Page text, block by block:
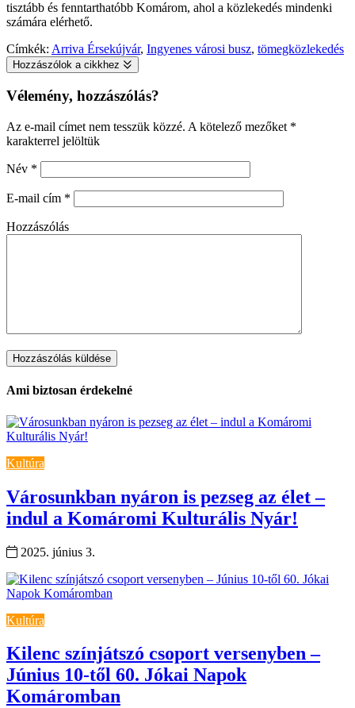
tisztább és fenntarthatóbb Komárom, ahol a közlekedés mindenki
számára elérhető.
Címkék: Arriva Érsekújvár, Ingyenes városi busz, tömegközlekedés
Hozzászólok a cikkhez
Vélemény, hozzászólás?
Az e-mail címet nem tesszük közzé. A kötelező mezőket *
karakterrel jelöltük
Név *
E-mail cím *
Hozzászólás
Ami biztosan érdekelné
Kultúra
Városunkban nyáron is pezseg az élet –
indul a Komáromi Kulturális Nyár!
2025. június 3.
Kultúra
Kilenc színjátszó csoport versenyben –
Június 10-től 60. Jókai Napok
Komáromban